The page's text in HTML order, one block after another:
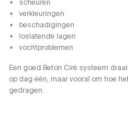
scheuren
verkleuringen
beschadigingen
loslatende lagen
vochtproblemen
Een goed Beton Ciré systeem
op dag één, maar vooral om hoe
gedragen.